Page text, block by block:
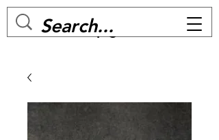
MC BIKE Perpignan